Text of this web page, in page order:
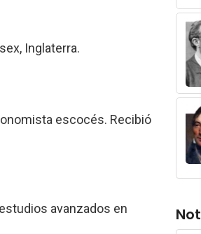
Inglaterra.
escocés. Recibió
avanzados en